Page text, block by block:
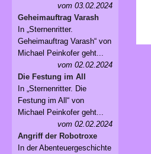
vom 03.02.2024
Geheimauftrag Varash
In „Sternenritter.
Geheimauftrag Varash“ von
Michael Peinkofer geht...
vom 02.02.2024
Die Festung im All
In „Sternenritter. Die
Festung im All“ von
Michael Peinkofer geht...
vom 02.02.2024
Angriff der Robotroxe
In der Abenteuergeschichte